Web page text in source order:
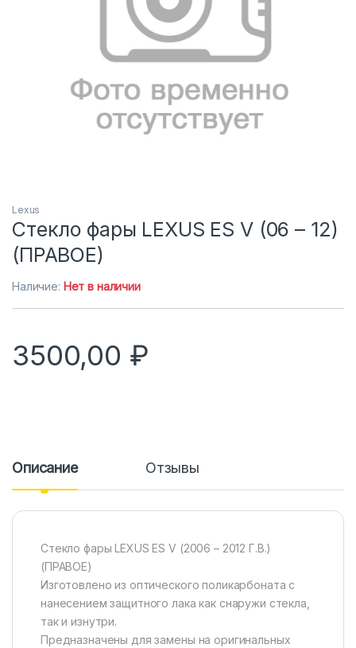
Lexus
Стекло фары LEXUS ES V (06 – 12)
(ПРАВОЕ)
Наличие: Нет в наличии
3500,00 ₽
Описание Отзывы
Стекло фары LEXUS ES V (2006 – 2012 Г.В.)
(ПРАВОЕ)
Изготовлено из оптического поликарбоната с
нанесением защитного лака как снаружи стекла,
так и изнутри.
Предназначены для замены на оригинальных